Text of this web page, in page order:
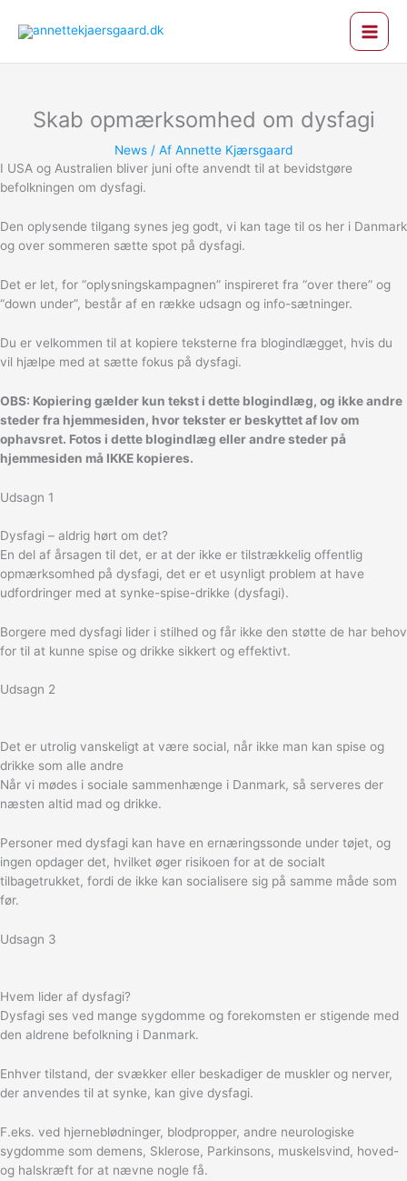
Skab opmærksomhed om dysfagi
News / Af Annette Kjærsgaard
I USA og Australien bliver juni ofte anvendt til at bevidstgøre
befolkningen om dysfagi.
Den oplysende tilgang synes jeg godt, vi kan tage til os her i Danmark
og over sommeren sætte spot på dysfagi.
Det er let, for “oplysningskampagnen” inspireret fra “over there” og
“down under”, består af en række udsagn og info-sætninger.
Du er velkommen til at kopiere teksterne fra blogindlægget, hvis du
vil hjælpe med at sætte fokus på dysfagi.
OBS: Kopiering gælder kun tekst i dette blogindlæg, og ikke andre
steder fra hjemmesiden, hvor tekster er beskyttet af lov om
ophavsret. Fotos i dette blogindlæg eller andre steder på
hjemmesiden må IKKE kopieres.
Udsagn 1
Dysfagi – aldrig hørt om det?
En del af årsagen til det, er at der ikke er tilstrækkelig offentlig
opmærksomhed på dysfagi, det er et usynligt problem at have
udfordringer med at synke-spise-drikke (dysfagi).
Borgere med dysfagi lider i stilhed og får ikke den støtte de har behov
for til at kunne spise og drikke sikkert og effektivt.
Udsagn 2
Det er utrolig vanskeligt at være social, når ikke man kan spise og
drikke som alle andre
Når vi mødes i sociale sammenhænge i Danmark, så serveres der
næsten altid mad og drikke.
Personer med dysfagi kan have en ernæringssonde under tøjet, og
ingen opdager det, hvilket øger risikoen for at de socialt
tilbagetrukket, fordi de ikke kan socialisere sig på samme måde som
før.
Udsagn 3
Hvem lider af dysfagi?
Dysfagi ses ved mange sygdomme og forekomsten er stigende med
den aldrene befolkning i Danmark.
Enhver tilstand, der svækker eller beskadiger de muskler og nerver,
der anvendes til at synke, kan give dysfagi.
F.eks. ved hjerneblødninger, blodpropper, andre neurologiske
sygdomme som demens, Sklerose, Parkinsons, muskelsvind, hoved-
og halskræft for at nævne nogle få.